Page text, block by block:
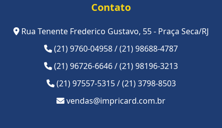
Contato
Rua Tenente Frederico Gustavo, 55 - Praça Seca/RJ
(21) 9760-04958 / (21) 98688-4787
(21) 96726-6646 / (21) 98196-3213
(21) 97557-5315 / (21) 3798-8503
vendas@impricard.com.br